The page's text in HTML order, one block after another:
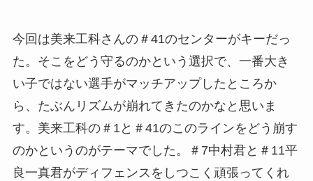
今回は美来工科さんの＃41のセンターがキーだっ
た。そこをどう守るのかという選択で、一番大き
い子ではない選手がマッチアップしたところか
ら、たぶんリズムが崩れてきたのかなと思いま
す。美来工科の＃1と＃41のこのラインをどう崩す
のかというのがテーマでした。＃7中村君と＃11平
良一真君がディフェンスをしつこく頑張ってくれ